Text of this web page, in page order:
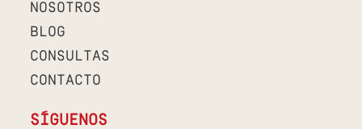
NOSOTROS
BLOG
CONSULTAS
CONTACTO
SÍGUENOS